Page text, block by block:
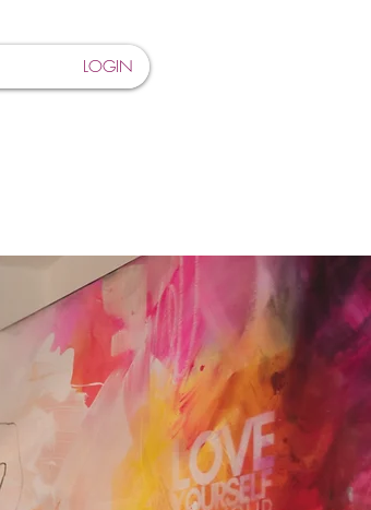
LOGIN